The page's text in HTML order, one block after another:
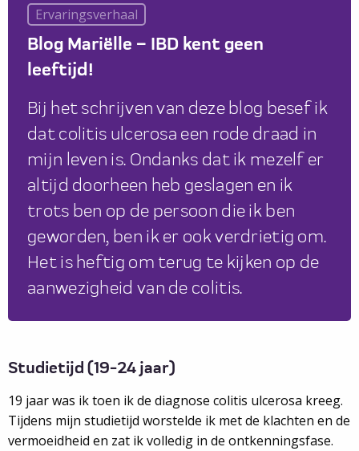
Ervaringsverhaal
Blog Mariëlle – IBD kent geen
leeftijd!
Bij het schrijven van deze blog besef ik
dat colitis ulcerosa een rode draad in
mijn leven is. Ondanks dat ik mezelf er
altijd doorheen heb geslagen en ik
trots ben op de persoon die ik ben
geworden, ben ik er ook verdrietig om.
Het is heftig om terug te kijken op de
aanwezigheid van de colitis.
Studietijd (19-24 jaar)
19 jaar was ik toen ik de diagnose colitis ulcerosa kreeg.
Tijdens mijn studietijd worstelde ik met de klachten en de
vermoeidheid en zat ik volledig in de ontkenningsfase.